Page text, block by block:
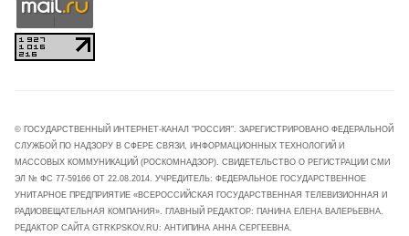
© ГОСУДАРСТВЕННЫЙ ИНТЕРНЕТ-КАНАЛ "РОССИЯ". ЗАРЕГИСТРИРОВАНО ФЕДЕРАЛЬНОЙ
СЛУЖБОЙ ПО НАДЗОРУ В СФЕРЕ СВЯЗИ, ИНФОРМАЦИОННЫХ ТЕХНОЛОГИЙ И
МАССОВЫХ КОММУНИКАЦИЙ (РОСКОМНАДЗОР). СВИДЕТЕЛЬСТВО О РЕГИСТРАЦИИ СМИ
ЭЛ № ФС 77-59166 ОТ 22.08.2014. УЧРЕДИТЕЛЬ: ФЕДЕРАЛЬНОЕ ГОСУДАРСТВЕННОЕ
УНИТАРНОЕ ПРЕДПРИЯТИЕ «ВСЕРОССИЙСКАЯ ГОСУДАРСТВЕННАЯ ТЕЛЕВИЗИОННАЯ И
РАДИОВЕЩАТЕЛЬНАЯ КОМПАНИЯ». ГЛАВНЫЙ РЕДАКТОР: ПАНИНА ЕЛЕНА ВАЛЕРЬЕВНА.
РЕДАКТОР САЙТА GTRKPSKOV.RU: АНТИПИНА АННА СЕРГЕЕВНА.